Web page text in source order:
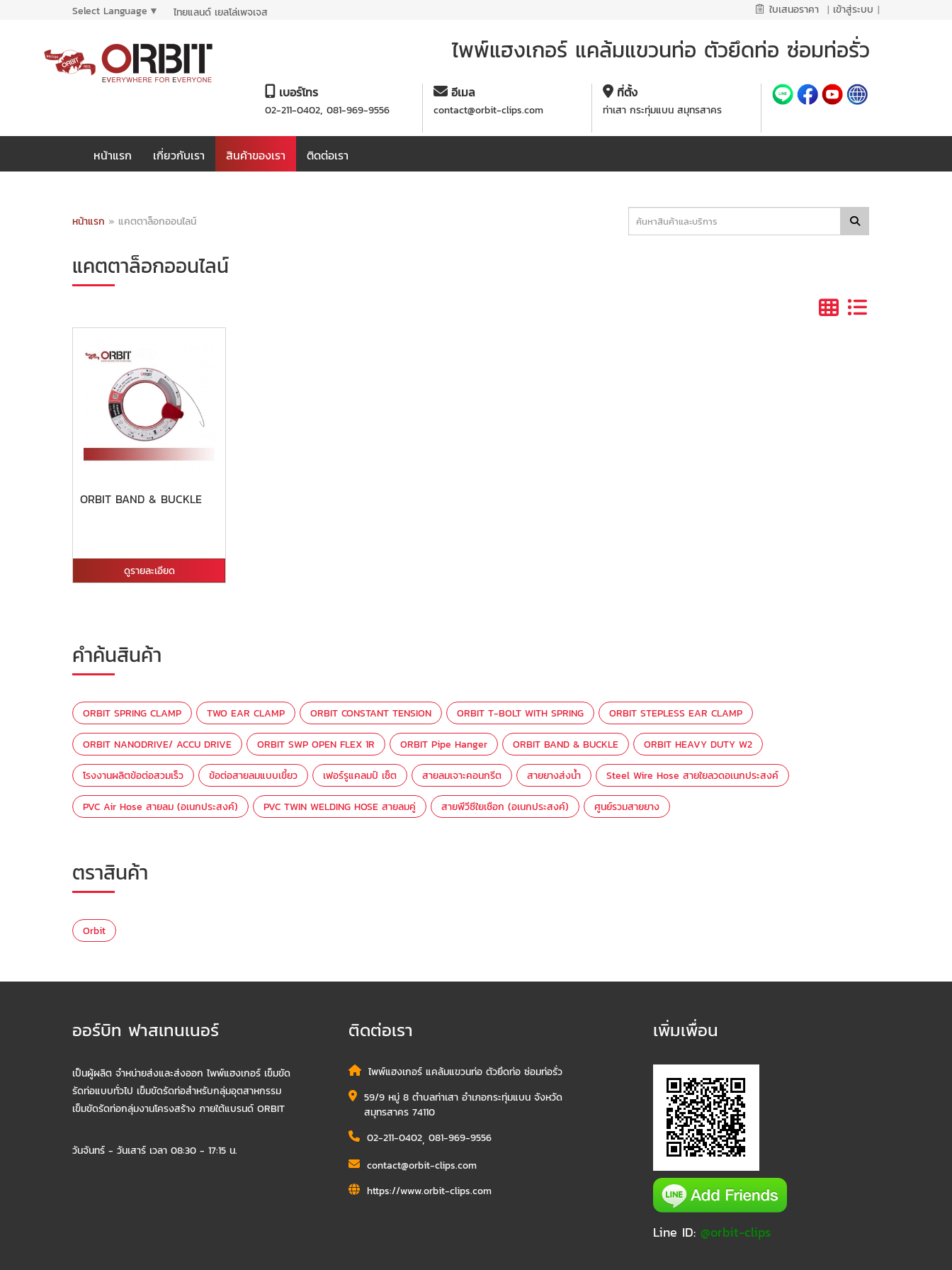
Select Language ▼ ไทยแลนด์ เยลโล่เพจเจส ใบเสนอราคา | เข้าสู่ระบบ |
ไพพ์แฮงเกอร์ แคล้มแขวนท่อ ตัวยึดท่อ ซ่อมท่อรั่ว
เบอร์โทร
02-211-0402, 081-969-9556
อีเมล
contact@orbit-clips.com
ที่ตั้ง
ท่าเสา กระทุ่มแบน สมุทรสาคร
หน้าแรก เกี่ยวกับเรา สินค้าของเรา ติดต่อเรา
หน้าแรก » แคตตาล็อกออนไลน์
แคตตาล็อกออนไลน์
ORBIT BAND & BUCKLE
ดูรายละเอียด
คำค้นสินค้า
ORBIT SPRING CLAMP TWO EAR CLAMP ORBIT CONSTANT TENSION ORBIT T-BOLT WITH SPRING ORBIT STEPLESS EAR CLAMP
ORBIT NANODRIVE/ ACCU DRIVE ORBIT SWP OPEN FLEX 1R ORBIT Pipe Hanger ORBIT BAND & BUCKLE ORBIT HEAVY DUTY W2
โรงงานผลิตข้อต่อสวมเร็ว ข้อต่อสายลมแบบเขี้ยว เฟอร์รูแคลมป์ เซ็ต สายลมเจาะคอนกรีต สายยางส่งน้ำ Steel Wire Hose สายใยลวดอเนกประสงค์
PVC Air Hose สายลม (อเนกประสงค์) PVC TWIN WELDING HOSE สายลมคู่ สายพีวีซีใยเชือก (อเนกประสงค์) ศูนย์รวมสายยาง
ตราสินค้า
Orbit
ออร์บิท ฟาสเทนเนอร์
เป็นผู้ผลิต จำหน่ายส่งและส่งออก ไพพ์แฮงเกอร์ เข็มขัด
รัดท่อแบบทั่วไป เข็มขัดรัดท่อสำหรับกลุ่มอุตสาหกรรม
เข็มขัดรัดท่อกลุ่มงานโครงสร้าง ภายใต้แบรนด์ ORBIT
วันจันทร์ - วันเสาร์ เวลา 08:30 - 17:15 น.
ติดต่อเรา
ไพพ์แฮงเกอร์ แคล้มแขวนท่อ ตัวยึดท่อ ซ่อมท่อรั่ว
59/9 หมู่ 8 ตำบลท่าเสา อำเภอกระทุ่มแบน จังหวัด
สมุทรสาคร 74110
02-211-0402, 081-969-9556
contact@orbit-clips.com
https://www.orbit-clips.com
เพิ่มเพื่อน
Line ID: @orbit-clips